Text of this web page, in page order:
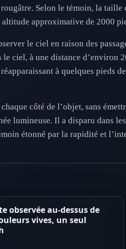
Selon le témoin, la
approximative de 2000
le ciel en raison des
ciel, à une distance d’environ
à quelques pieds
côté de l’objet, sans
lumineuse. Il a disparu dans
étonné par la rapidité et
observée au-dessus de
vives, un seul